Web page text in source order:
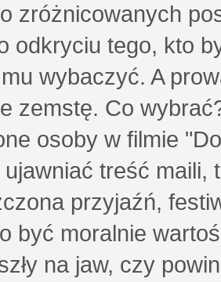
zróżnicowanych
odkryciu tego, kto
wybaczyć. A
zemstę. Co
osoby w filmie
ujawniać treść
przyjaźń,
być moralnie
na jaw, czy